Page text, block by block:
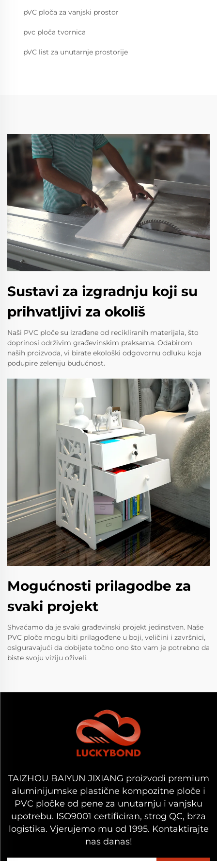
pVC ploča za vanjski prostor
pvc ploča tvornica
pVC list za unutarnje prostorije
Sustavi za izgradnju koji su
prihvatljivi za okoliš
Naši PVC ploče su izrađene od recikliranih materijala, što
doprinosi održivim građevinskim praksama. Odabirom
naših proizvoda, vi birate ekološki odgovornu odluku koja
podupire zeleniju budućnost.
Mogućnosti prilagodbe za
svaki projekt
Shvaćamo da je svaki građevinski projekt jedinstven. Naše
PVC ploče mogu biti prilagođene u boji, veličini i završnici,
osiguravajući da dobijete točno ono što vam je potrebno da
biste svoju viziju oživeli.
TAIZHOU BAIYUN JIXIANG proizvodi premium
aluminijumske plastične kompozitne ploče i
PVC pločke od pene za unutarnju i vanjsku
upotrebu. ISO9001 certificiran, strog QC, brza
logistika. Vjerujemo mu od 1995. Kontaktirajte
nas danas!